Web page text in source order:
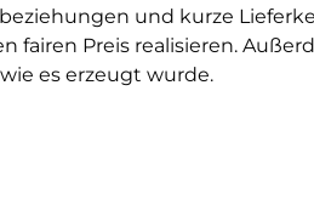
und kurze
fairen Preis realisieren.
es erzeugt wurde.